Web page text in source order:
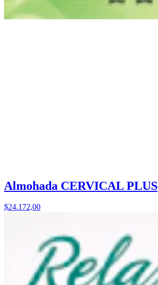
Almohada CERVICAL PLUS
$24.172,00